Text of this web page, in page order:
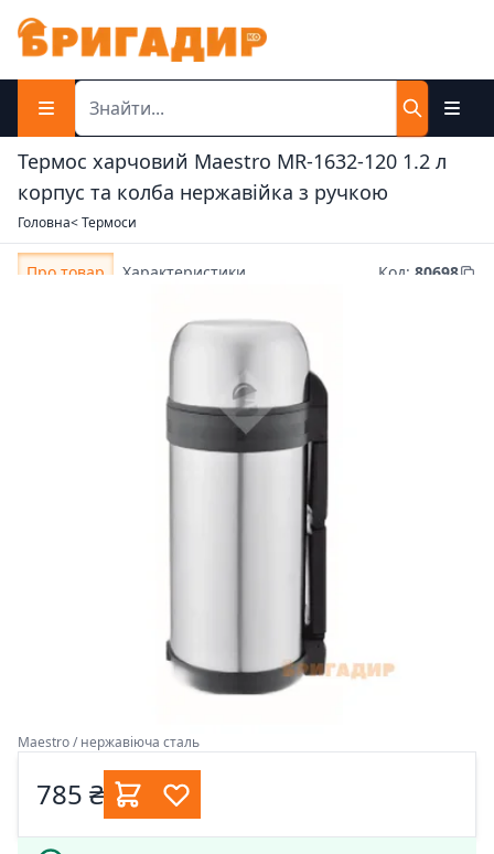
Термос харчовий Maestro MR-1632-120 1.2 л
корпус та колба нержавійка з ручкою
Головна< Термоси
Про товар Характеристики Код: 80698
Maestro / нержавіюча сталь
785 ₴